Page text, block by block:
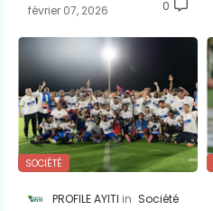
février 07, 2026 0
SOCIÉTÉ
PROFILE AYITI Société